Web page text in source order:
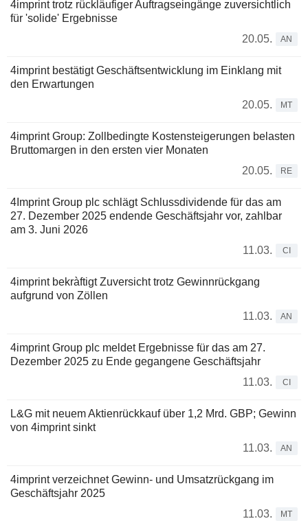
4imprint trotz rückläufiger Auftragseingänge zuversichtlich
für 'solide' Ergebnisse
20.05.
AN
4imprint bestätigt Geschäftsentwicklung im Einklang mit
den Erwartungen
20.05.
MT
4imprint Group: Zollbedingte Kostensteigerungen belasten
Bruttomargen in den ersten vier Monaten
20.05.
RE
4Imprint Group plc schlägt Schlussdividende für das am
27. Dezember 2025 endende Geschäftsjahr vor, zahlbar
am 3. Juni 2026
11.03.
CI
4imprint bekràftigt Zuversicht trotz Gewinnrückgang
aufgrund von Zöllen
11.03.
AN
4imprint Group plc meldet Ergebnisse für das am 27.
Dezember 2025 zu Ende gegangene Geschäftsjahr
11.03.
CI
L&G mit neuem Aktienrückkauf über 1,2 Mrd. GBP; Gewinn
von 4imprint sinkt
11.03.
AN
4imprint verzeichnet Gewinn- und Umsatzrückgang im
Geschäftsjahr 2025
11.03.
MT